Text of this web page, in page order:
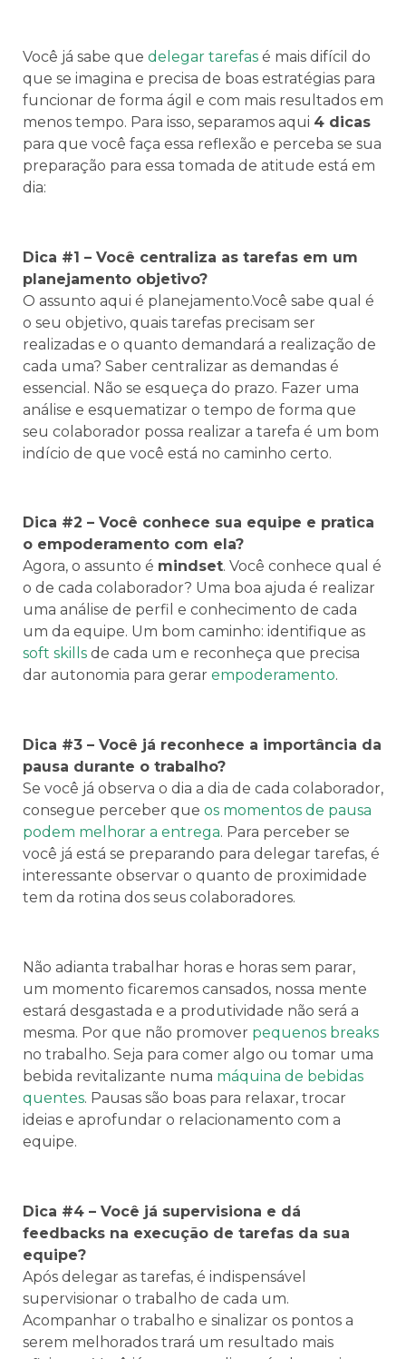
Você já sabe que delegar tarefas é mais difícil do
que se imagina e precisa de boas estratégias para
funcionar de forma ágil e com mais resultados em
menos tempo. Para isso, separamos aqui 4 dicas
para que você faça essa reflexão e perceba se sua
preparação para essa tomada de atitude está em
dia:
Dica #1 – Você centraliza as tarefas em um
planejamento objetivo?
O assunto aqui é planejamento.Você sabe qual é
o seu objetivo, quais tarefas precisam ser
realizadas e o quanto demandará a realização de
cada uma? Saber centralizar as demandas é
essencial. Não se esqueça do prazo. Fazer uma
análise e esquematizar o tempo de forma que
seu colaborador possa realizar a tarefa é um bom
indício de que você está no caminho certo.
Dica #2 – Você conhece sua equipe e pratica
o empoderamento com ela?
Agora, o assunto é mindset. Você conhece qual é
o de cada colaborador? Uma boa ajuda é realizar
uma análise de perfil e conhecimento de cada
um da equipe. Um bom caminho: identifique as
soft skills de cada um e reconheça que precisa
dar autonomia para gerar empoderamento.
Dica #3 – Você já reconhece a importância da
pausa durante o trabalho?
Se você já observa o dia a dia de cada colaborador,
consegue perceber que os momentos de pausa
podem melhorar a entrega. Para perceber se
você já está se preparando para delegar tarefas, é
interessante observar o quanto de proximidade
tem da rotina dos seus colaboradores.
Não adianta trabalhar horas e horas sem parar,
um momento ficaremos cansados, nossa mente
estará desgastada e a produtividade não será a
mesma. Por que não promover pequenos breaks
no trabalho. Seja para comer algo ou tomar uma
bebida revitalizante numa máquina de bebidas
quentes. Pausas são boas para relaxar, trocar
ideias e aprofundar o relacionamento com a
equipe.
Dica #4 – Você já supervisiona e dá
feedbacks na execução de tarefas da sua
equipe?
Após delegar as tarefas, é indispensável
supervisionar o trabalho de cada um.
Acompanhar o trabalho e sinalizar os pontos a
serem melhorados trará um resultado mais